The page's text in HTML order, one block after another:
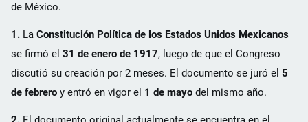
de México.
1. La Constitución Política de los Estados Unidos Mexicanos
se firmó el 31 de enero de 1917, luego de que el Congreso
discutió su creación por 2 meses. El documento se juró el 5
de febrero y entró en vigor el 1 de mayo del mismo año.